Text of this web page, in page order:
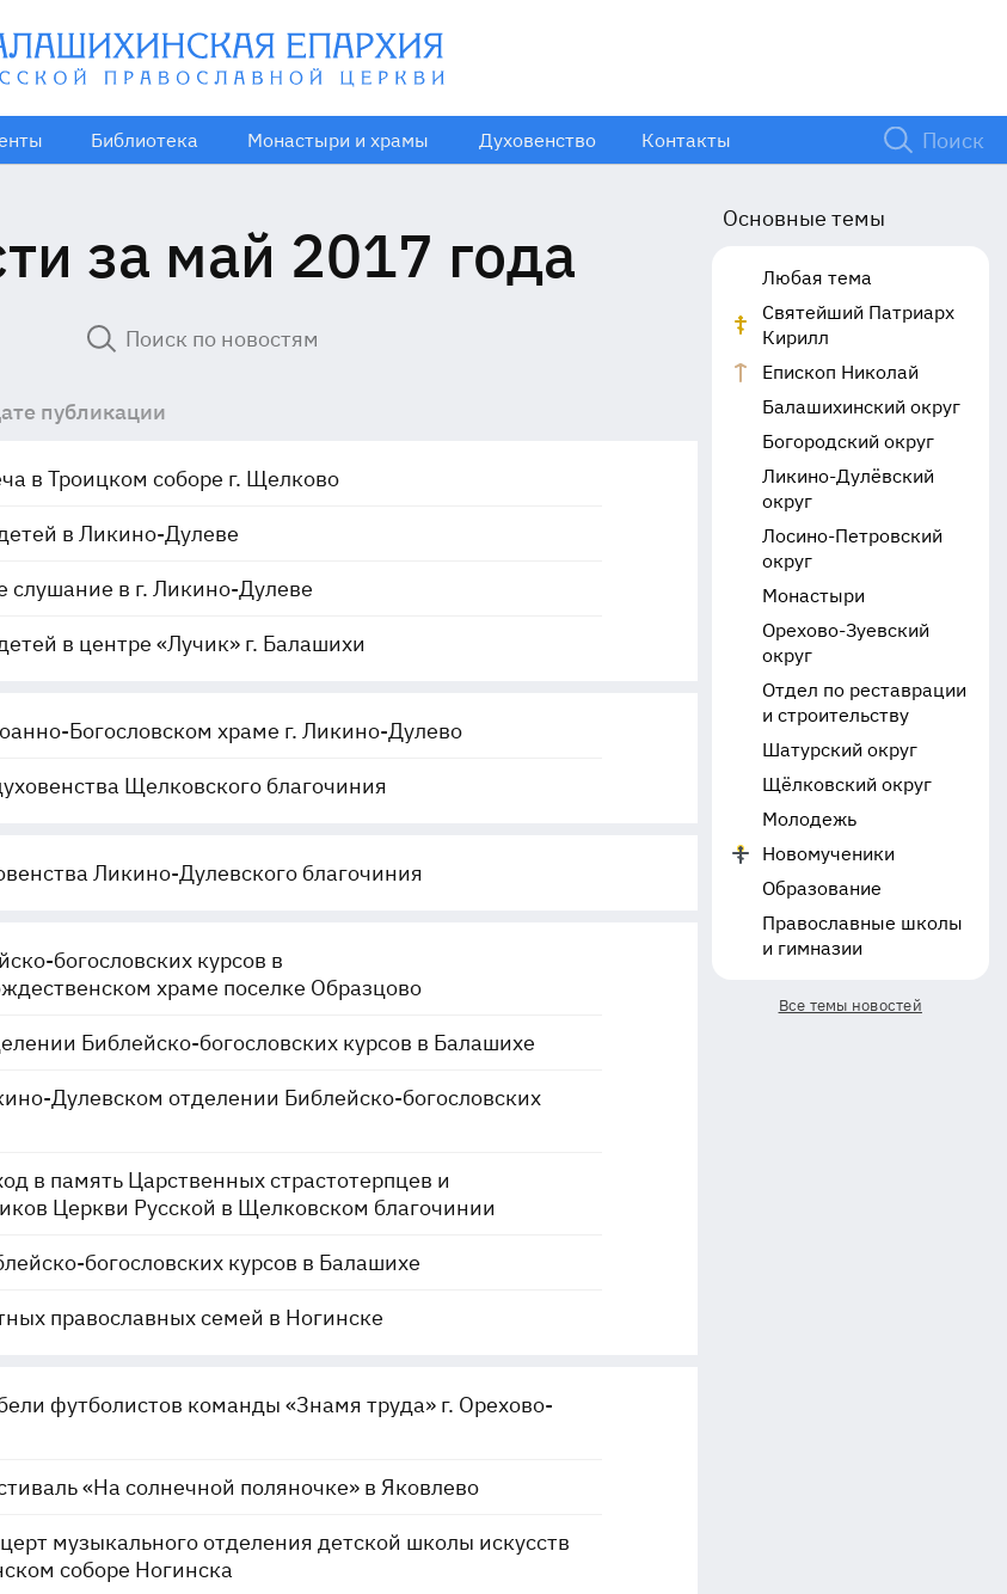
Библиотека Монастыри и храмы Духовенство Контакты
за май 2017 года
публикации
в Троицком соборе г. Щелково
в Ликино-Дулеве
слушание в г. Ликино-Дулеве
в центре «Лучик» г. Балашихи
Богословском храме г. Ликино-Дулево
Щелковского благочиния
Ликино-Дулевского благочиния
богословских курсов в
храме поселке Образцово
Библейско-богословских курсов в Балашихе
Дулевском отделении Библейско-богословских
в память Царственных страстотерпцев и
Церкви Русской в Щелковском благочинии
богословских курсов в Балашихе
православных семей в Ногинске
футболистов команды «Знамя труда» г. Орехово-
«На солнечной поляночке» в Яковлево
музыкального отделения детской школы искусств
соборе Ногинска
Основные темы
Любая тема
Святейший Патриарх
Кирилл
Епископ Николай
Балашихинский округ
Богородский округ
Ликино-Дулёвский
округ
Лосино-Петровский
округ
Монастыри
Орехово-Зуевский
округ
Отдел по реставрации
и строительству
Шатурский округ
Щёлковский округ
Молодежь
Новомученики
Образование
Православные школы
и гимназии
Все темы новостей